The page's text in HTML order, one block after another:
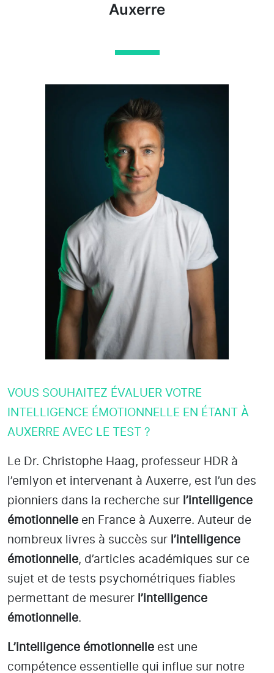
Auxerre
VOUS SOUHAITEZ ÉVALUER VOTRE
INTELLIGENCE ÉMOTIONNELLE EN ÉTANT À
AUXERRE AVEC LE TEST ?
Le Dr. Christophe Haag, professeur HDR à
l’emlyon et intervenant à Auxerre, est l’un des
pionniers dans la recherche sur l’intelligence
émotionnelle en France à Auxerre. Auteur de
nombreux livres à succès sur l’intelligence
émotionnelle, d’articles académiques sur ce
sujet et de tests psychométriques fiables
permettant de mesurer l’intelligence
émotionnelle.
L’intelligence émotionnelle est une
compétence essentielle qui influe sur notre